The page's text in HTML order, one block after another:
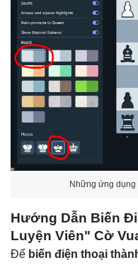
Những ứng
Hướng Dẫn Biến
Luyện Viên" Cờ
Để biến điện thoại